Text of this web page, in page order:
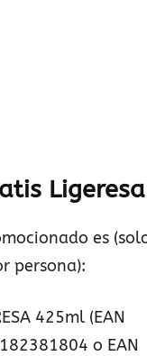
Ligeresa
es
persona):
425ml (EAN
o EAN